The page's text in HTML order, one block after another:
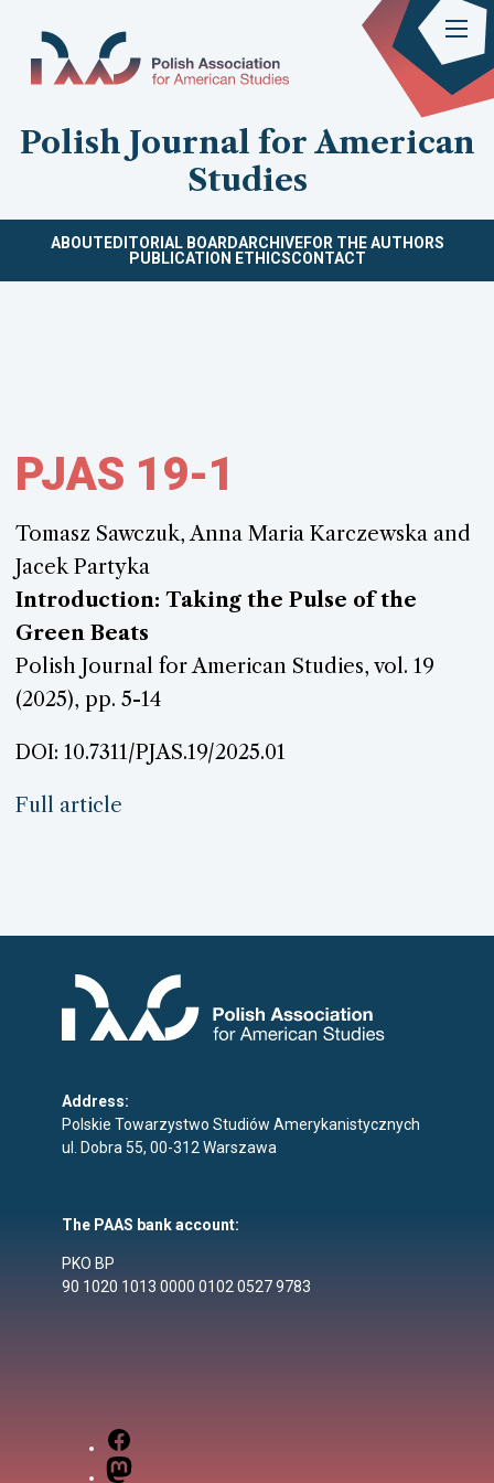
Polish Journal for American
Studies
ABOUT EDITORIAL BOARDARCHIVEFOR THE AUTHORS
PUBLICATION ETHICSCONTACT
PJAS 19-1
Tomasz Sawczuk, Anna Maria Karczewska and
Jacek Partyka
Introduction: Taking the Pulse of the
Green Beats
Polish Journal for American Studies, vol. 19
(2025), pp. 5-14
DOI: 10.7311/PJAS.19/2025.01
Full article
Address:
Polskie Towarzystwo Studiów Amerykanistycznych
ul. Dobra 55, 00-312 Warszawa
The PAAS bank account:
PKO BP
90 1020 1013 0000 0102 0527 9783
Mastodon